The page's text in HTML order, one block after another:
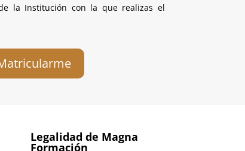
la Institución con la que realizas el
Legalidad de Magna
Formación